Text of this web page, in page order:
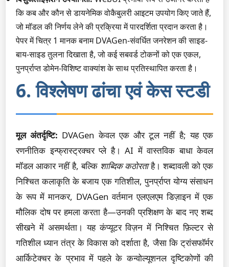
कि कब और कौन से डायनेमिक वोकैबुलरी आइटम उपयोग किए जाते हैं,
जो मॉडल की निर्णय लेने की प्रक्रिया में पारदर्शिता प्रदान करता है।
पेपर में चित्र 1 मानक बनाम DVAGen-संवर्धित जनरेशन की साइड-
बाय-साइड तुलना दिखाता है, जो कई सबवर्ड टोकनों को एक एकल,
पुनर्प्राप्त डोमेन-विशिष्ट वाक्यांश के साथ प्रतिस्थापित करता है।
6. विश्लेषण ढांचा एवं केस स्टडी
मूल अंतर्दृष्टि: DVAGen केवल एक और टूल नहीं है; यह एक
रणनीतिक इन्फ्रास्ट्रक्चर प्ले है। AI में वास्तविक बाधा केवल
मॉडल आकार नहीं है, बल्कि शाब्दिक कठोरताहै। शब्दावली को एक
निश्चित कलाकृति के बजाय एक गतिशील, पुनर्प्राप्त योग्य संसाधन
के रूप में मानकर, DVAGen वर्तमान एलएलएम डिज़ाइन में एक
मौलिक दोष पर हमला करता है—उनकी प्रशिक्षण के बाद नए शब्द
सीखने में असमर्थता। यह कंप्यूटर विज़न में निश्चित फ़िल्टर से
गतिशील ध्यान तंत्र के विकास को दर्शाता है, जैसा कि ट्रांसफॉर्मर
आर्किटेक्चर के प्रभाव में पहले के कन्वोल्यूशनल दृष्टिकोणों की